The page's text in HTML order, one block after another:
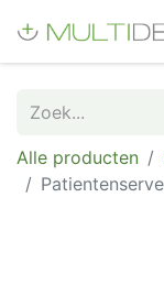
Alle producten